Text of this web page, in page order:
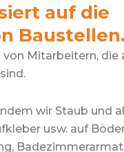
auf die
Baustellen.
Mitarbeitern, die
wir Staub und
usw. auf